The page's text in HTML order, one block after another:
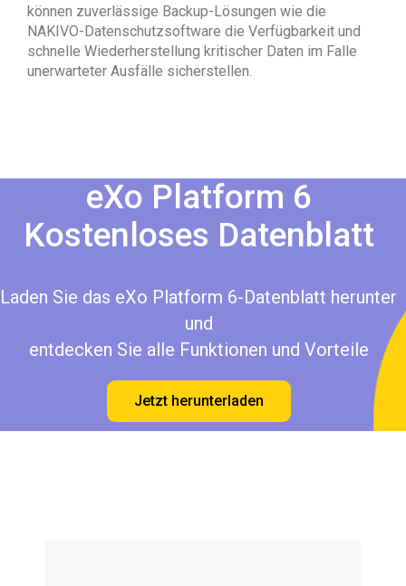
können zuverlässige Backup-Lösungen wie die
NAKIVO-Datenschutzsoftware die Verfügbarkeit und
schnelle Wiederherstellung kritischer Daten im Falle
unerwarteter Ausfälle sicherstellen.
eXo Platform 6
Kostenloses Datenblatt
Laden Sie das eXo Platform 6-Datenblatt herunter
und
entdecken Sie alle Funktionen und Vorteile
Jetzt herunterladen